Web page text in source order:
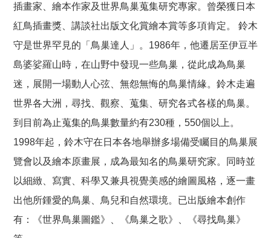
插畫家、繪本作家及世界鳥巢蒐集研究專家。曾榮獲日本
紅鳥插畫獎、講談社出版文化賞繪本賞等多項肯定。 鈴木
守是世界罕見的「鳥巢達人」。1986年，他遷居至伊豆半
島婆娑羅山時，在山野中發現一些鳥巢，從此成為鳥巢
迷，展開一場動人心弦、無怨無悔的鳥巢情緣。鈴木走遍
世界各大洲，尋找、觀察、蒐集、研究各式各樣的鳥巢。
到目前為止蒐集的鳥巢數量約有230種，550個以上。
1998年起，鈴木守在日本各地舉辦多場備受矚目的鳥巢展
覽會以及繪本原畫展，成為最知名的鳥巢研究家。同時並
以細緻、寫實、科學又兼具視覺美感的繪圖風格，逐一畫
出他所鍾愛的鳥巢、鳥兒和自然環境。已出版繪本創作
有：《世界鳥巢圖鑑》、《鳥巢之歌》、《尋找鳥巢》